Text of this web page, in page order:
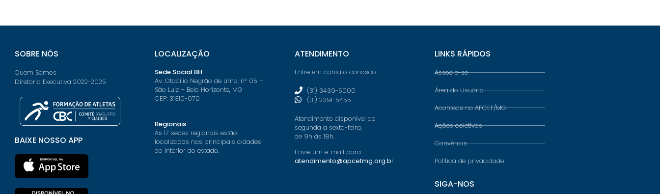
SOBRE NÓS
Quem Somos
Diretoria Executiva 2022-2025
BAIXE NOSSO APP
LOCALIZAÇÃO
Sede Social BH
Av. Otacílio Negrão de Lima, nº 05 –
São Luiz – Belo Horizonte, MG
CEP: 31310-070
Regionais
As 17 sedes regionais estão
localizadas nas principais cidades
do interior do estado.
ATENDIMENTO
Entre em contato conosco:
(31) 3439-5000
(31) 2391-5455
Atendimento disponível de
segunda a sexta-feira,
de 9h às 18h.
Envie um e-mail para:
atendimento@apcefmg.org.br
LINKS RÁPIDOS
Associe-se
Área do Usuário
Acontece na APCEF/MG
Ações coletivas
Convênios
Política de privacidade
SIGA-NOS